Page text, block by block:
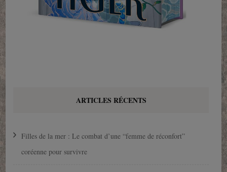
ARTICLES RÉCENTS
Filles de la mer : Le combat d’une “femme de réconfort”
coréenne pour survivre